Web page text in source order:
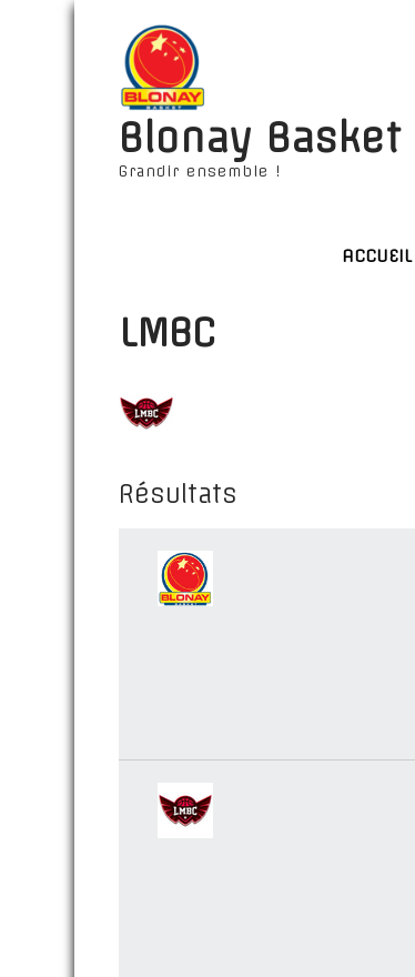
Blonay Basket
Grandir ensemble !
ACCUEIL
LMBC
Résultats